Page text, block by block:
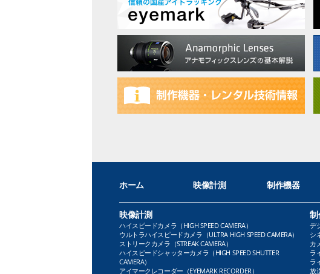
ホーム 映像計測 制作機器
映像計測
ハイスピードカメラ（HIGH SPEED CAMERA）
ウルトラハイスピードカメラ（ULTRA HIGH SPEED CAMERA）
ストリークカメラ（STREAK CAMERA）
ハイスピードシャッターカメラ（HIGH SPEED SHUTTER
CAMERA）
アイマークレコーダー（EYEMARK RECORDER）
制
デ
シ
カ
ラ
ラ
放